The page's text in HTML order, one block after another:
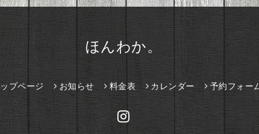
ほんわか。
ップページ お知らせ 料金表 カレンダー 予約フォー